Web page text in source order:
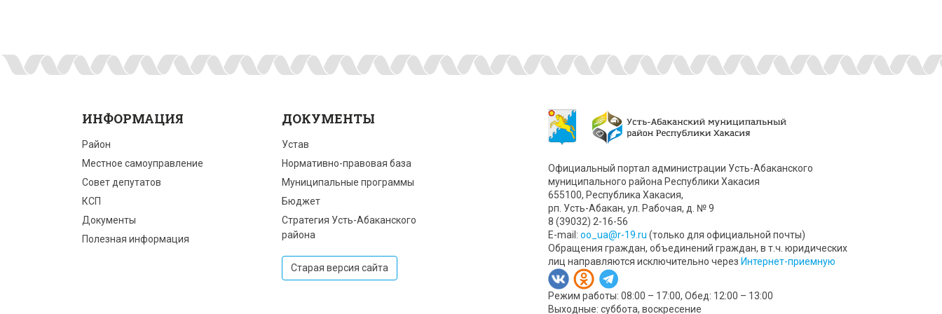
ИНФОРМАЦИЯ
Район
Местное самоуправление
Совет депутатов
КСП
Документы
Полезная информация
ДОКУМЕНТЫ
Устав
Нормативно-правовая база
Муниципальные программы
Бюджет
Стратегия Усть-Абаканского
района
Старая версия сайта
Официальный портал администрации Усть-Абаканского
муниципального района Республики Хакасия
655100, Республика Хакасия,
рп. Усть-Абакан, ул. Рабочая, д. № 9
8 (39032) 2-16-56
Е-mail: oo_ua@r-19.ru (только для официальной почты)
Обращения граждан, объединений граждан, в т.ч. юридических
лиц направляются исключительно через Интернет-приемную
Режим работы: 08:00 – 17:00, Обед: 12:00 – 13:00
Выходные: суббота, воскресение